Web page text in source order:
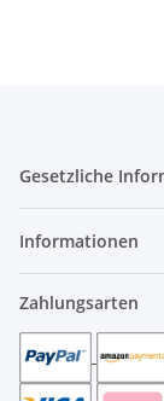
Gesetzliche
Informationen
Zahlungsarten